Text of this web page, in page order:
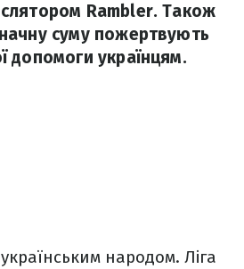
Rambler. Також
суму пожертвують
допомоги українцям.
народом. Ліга